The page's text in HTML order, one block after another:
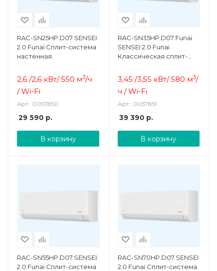
RAC-SN25HP.D07 SENSEI
2.0 Funai Cплит-система
настенная
2,6 /2,6 кВт/ 550 м3/ч
/Wi-Fi
Арт.: 0057850
29 590 р.
В корзину
RAC-SN35HP.D07 Funai
SENSEI 2.0 Funai
Классическая сплит-
3,45 /3,55 кВт/ 580 м3/
ч / Wi-Fi
Арт.: 0057851
39 390р.
В корзину
RAC-SN55HP.D07 SENSEI
2.0 Funai Cплит-система
RAC-SN70HP.D07 SENSEI
2.0 Funai Cплит-система